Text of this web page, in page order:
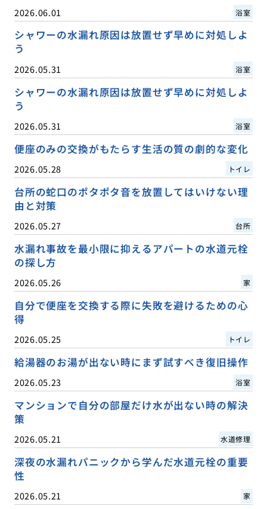
2026.06.01 浴室
シャワーの水漏れ原因は放置せず早めに対処しよ
う
2026.05.31 浴室
シャワーの水漏れ原因は放置せず早めに対処しよ
う
2026.05.31 浴室
便座のみの交換がもたらす生活の質の劇的な変化
2026.05.28 トイレ
台所の蛇口のポタポタ音を放置してはいけない理
由と対策
2026.05.27 台所
水漏れ事故を最小限に抑えるアパートの水道元栓
の探し方
2026.05.26 家
自分で便座を交換する際に失敗を避けるための心
得
2026.05.25 トイレ
給湯器のお湯が出ない時にまず試すべき復旧操作
2026.05.23 浴室
マンションで自分の部屋だけ水が出ない時の解決
策
2026.05.21 水道修理
深夜の水漏れパニックから学んだ水道元栓の重要
性
2026.05.21 家